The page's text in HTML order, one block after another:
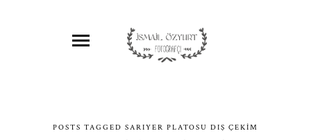
POSTS TAGGED SARIYER PLATOSU DIŞ ÇEKIM